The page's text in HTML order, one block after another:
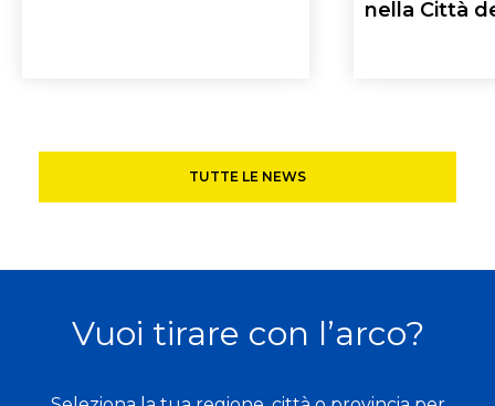
nella Città
TUTTE LE NEWS
Vuoi tirare con l’arco?